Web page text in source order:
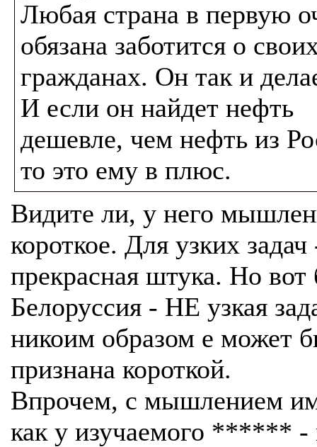
Любая страна в первую
обязана заботится о
гражданах. Он так и
И если он найдет нефть
дешевле, чем нефть из
то это ему в плюс.
Видите ли, у него
короткое. Для узких задач
прекрасная штука. Но вот
Белоруссия - НЕ узкая
никоим образом е может
признана короткой.
Впрочем, с мышлением
как у изучаемого ******